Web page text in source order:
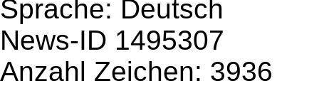
Sprache: Deutsch
News-ID 1495307
Anzahl Zeichen: 3936